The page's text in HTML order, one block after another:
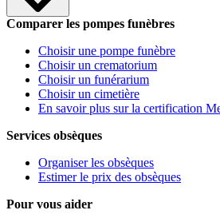
Comparer les pompes funèbres
Choisir une pompe funèbre
Choisir un crematorium
Choisir un funérarium
Choisir un cimetière
En savoir plus sur la certification
Services obsèques
Organiser les obsèques
Estimer le prix des obsèques
Pour vous aider